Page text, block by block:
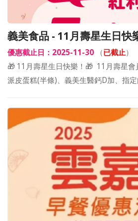
義美食品 - 11月壽星生日快
優惠截止日：2025-11-30 （已截止）
🎁 11月壽星生日快樂！🎁 ​ 11月壽星
派皮蛋糕(半條)、義美生醫鈣D加、指